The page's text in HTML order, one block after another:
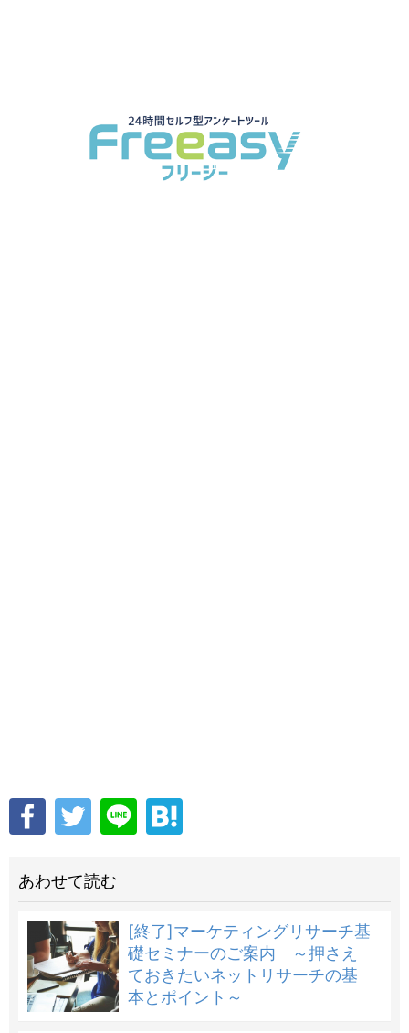
あわせて読む
[終了]マーケティングリサーチ基
礎セミナーのご案内 ～押さえ
ておきたいネットリサーチの基
本とポイント～